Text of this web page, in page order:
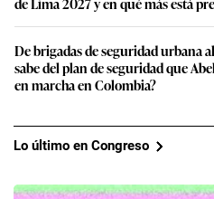
De brigadas de seguridad urbana
sabe del plan de seguridad que
en marcha en Colombia?
Lo último en Congreso